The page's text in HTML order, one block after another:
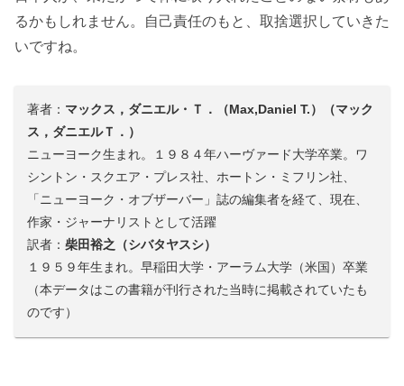
るかもしれません。自己責任のもと、取捨選択していきた
いですね。
著者： マックス，ダニエル・Ｔ．（Max,Daniel T.）（マック
ス，ダニエルＴ．）
ニューヨーク生まれ。１９８４年ハーヴァード大学卒業。ワ
シントン・スクエア・プレス社、ホートン・ミフリン社、
「ニューヨーク・オブザーバー」誌の編集者を経て、現在、
作家・ジャーナリストとして活躍
訳者：柴田裕之（シバタヤスシ）
１９５９年生まれ。早稲田大学・アーラム大学（米国）卒業
（本データはこの書籍が刊行された当時に掲載されていたも
のです）